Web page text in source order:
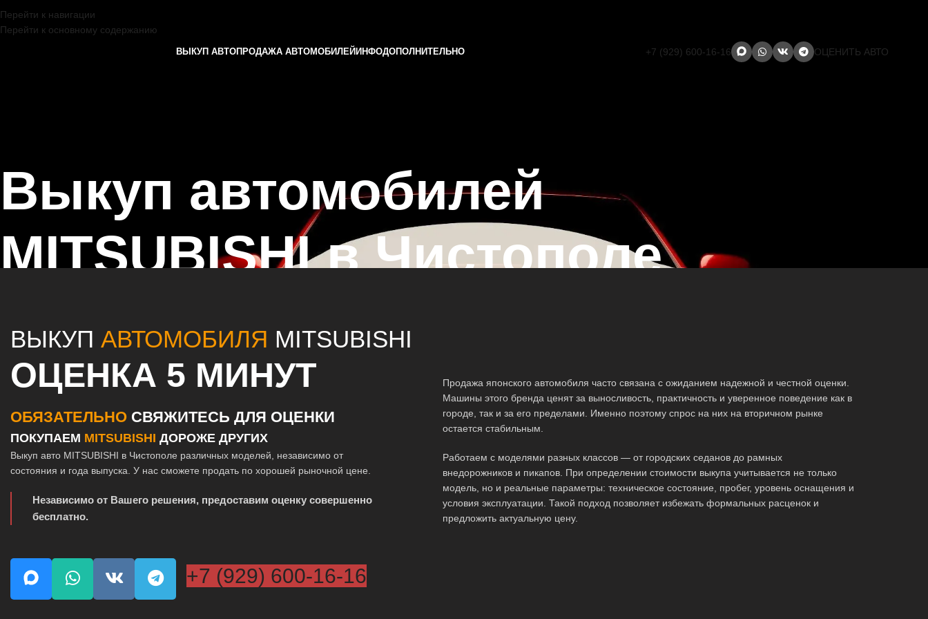
Перейти к навигации
Перейти к основному содержанию
ВЫКУП АВТОПРОДАЖА АВТОМОБИЛЕЙ ИНФОДОПОЛНИТЕЛЬНО +7 (929) 600-16-16 ОЦЕНИТЬ АВТО
Выкуп автомобилей
MITSUBISHI в Чистополе
ВЫКУП АВТОМОБИЛЯ MITSUBISHI
ОЦЕНКА 5 МИНУТ
ОБЯЗАТЕЛЬНО СВЯЖИТЕСЬ ДЛЯ ОЦЕНКИ
ПОКУПАЕМ MITSUBISHI ДОРОЖЕ ДРУГИХ
Выкуп авто MITSUBISHI в Чистополе различных моделей, независимо от
состояния и года выпуска. У нас сможете продать по хорошей рыночной цене.
Независимо от Вашего решения, предоставим оценку совершенно
бесплатно.
+7 (929) 600-16-16
Продажа японского автомобиля часто связана с ожиданием надежной и честной оценки.
Машины этого бренда ценят за выносливость, практичность и уверенное поведение как в
городе, так и за его пределами. Именно поэтому спрос на них на вторичном рынке
остается стабильным.
Работаем с моделями разных классов — от городских седанов до рамных
внедорожников и пикапов. При определении стоимости выкупа учитывается не только
модель, но и реальные параметры: техническое состояние, пробег, уровень оснащения и
условия эксплуатации. Такой подход позволяет избежать формальных расценок и
предложить актуальную цену.